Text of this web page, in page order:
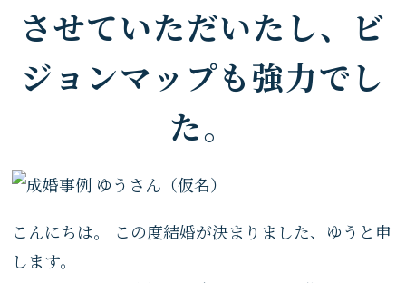
させていただいたし、ビ
ジョンマップも強力でし
た。
こんにちは。 この度結婚が決まりました、ゆうと申
します。